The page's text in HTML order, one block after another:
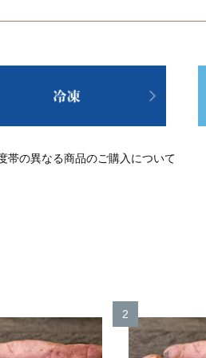
帯の異なる商品のご購入について
2